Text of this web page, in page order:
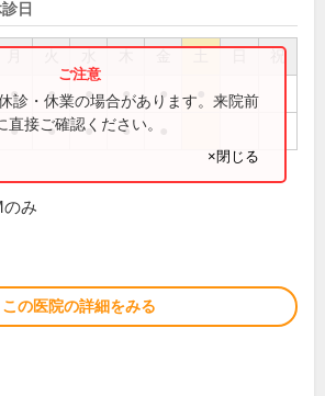
日
祝
● ● ● ● ●
● ● ● ●
診・休業の場合があります。来院前
直接ご確認ください。
×閉じる
のみ
この医院の詳細をみる